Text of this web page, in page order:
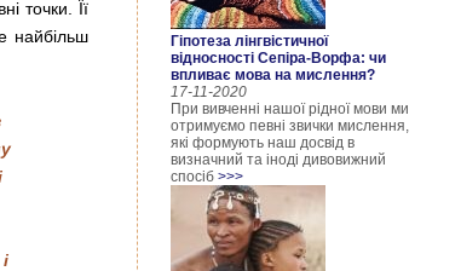
точки. Її
найбільш
Гіпотеза лінгвістичної
відносності Сепіра-Ворфа: чи
впливає мова на мислення?
17-11-2020
При вивченні нашої рідної мови ми
отримуємо певні звички мислення,
які формують наш досвід в
визначний та іноді дивовижний
спосіб>>>